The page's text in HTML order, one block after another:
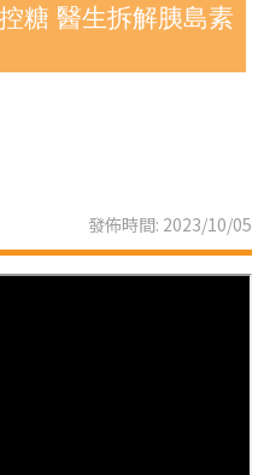
糖 醫生拆解胰島素
發佈時間: 2023/10/05